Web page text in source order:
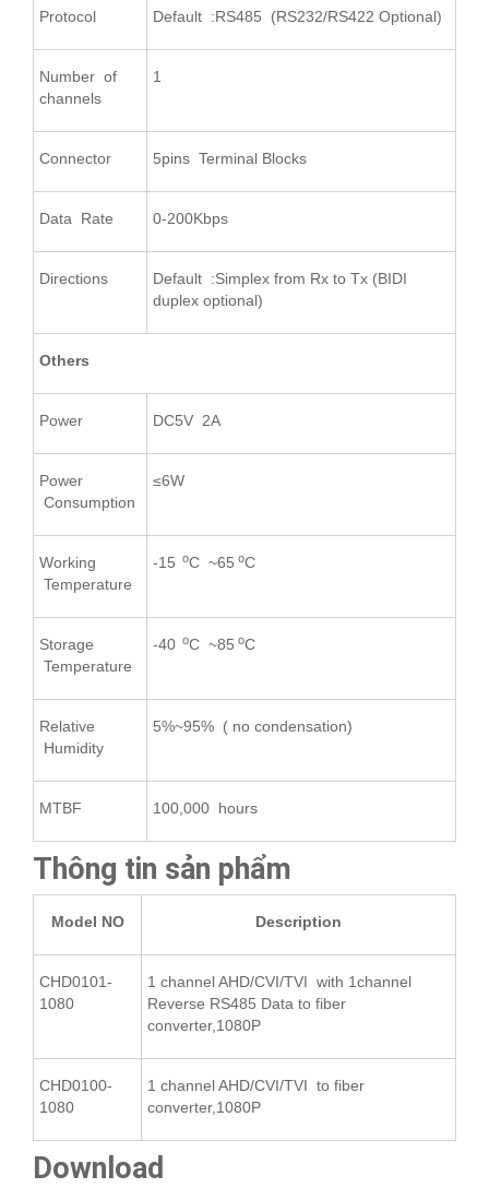
Protocol Default :RS485 (RS232/RS422 Optional)
Number of
channels
1
Connector 5pins Terminal Blocks
Data Rate 0-200Kbps
Directions
Default :Simplex from Rx to Tx (BIDI
duplex optional)
Others
Power DC5V 2A
Power
Consumption
≤6W
Working
Temperature
-15 oC ~65 oC
Storage
Temperature
-40 oC ~85 oC
Relative
Humidity
5%~95% ( no condensation)
MTBF 100,000 hours
Thông tin sản phẩm
Model NO Description
CHD0101-
1080
1 channel AHD/CVI/TVI with 1channel
Reverse RS485 Data to fiber
converter,1080P
CHD0100-
1080
1 channel AHD/CVI/TVI to fiber
converter,1080P
Download